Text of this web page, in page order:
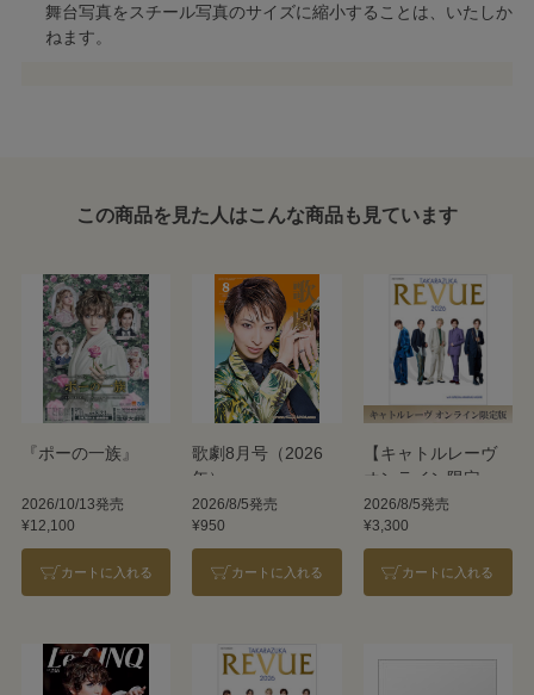
舞台写真をスチール写真のサイズに縮小することは、いたしか
ねます。
この商品を見た人はこんな商品も見ています
『ポーの一族』
2026/10/13発売
¥12,100
カートに入れる
歌劇8月号（2026
年）
2026/8/5発売
¥950
カートに入れる
【キャトルレーヴ
オンライン限定
版】TAKARAZUKA
REVUE 2026
2026/8/5発売
¥3,300
カートに入れる